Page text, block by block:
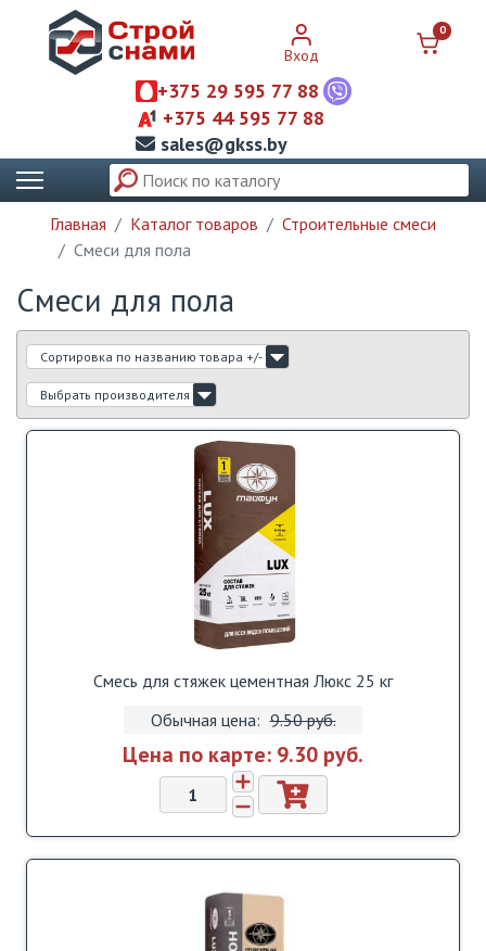
+375 29 595 77 88
+375 44 595 77 88
sales@gkss.by
Вход
0
Главная Каталог товаров
Строительные смеси
Смеси для пола
Смеси для пола
Сортировка по названию товара +/-
Выбрать производителя
Смесь для стяжек цементная Люкс 25 кг
Обычная цена: 9.50 pуб.
Цена по карте: 9.30 pуб.